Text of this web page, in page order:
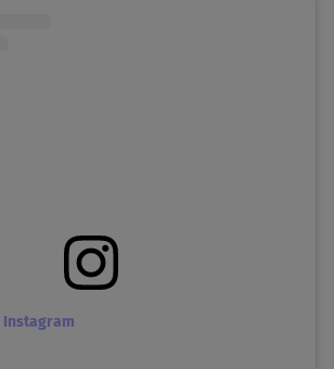
Instagram